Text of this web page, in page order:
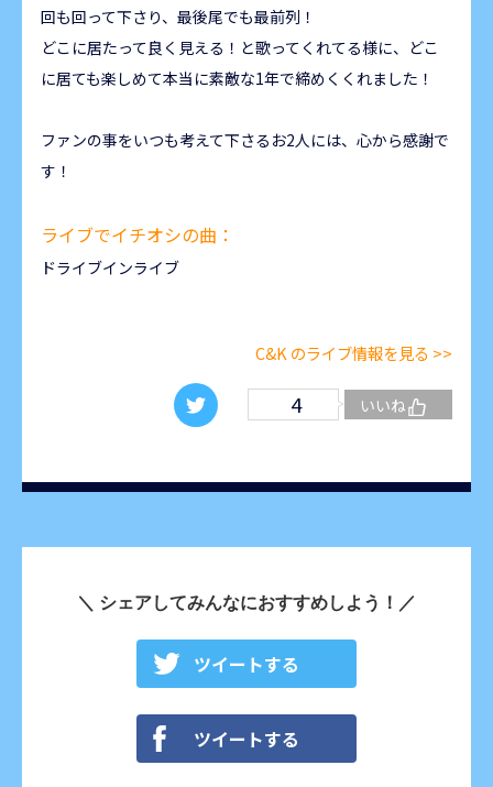
回も回って下さり、最後尾でも最前列！
どこに居たって良く見える！と歌ってくれてる様に、どこ
に居ても楽しめて本当に素敵な1年で締めくくれました！
ファンの事をいつも考えて下さるお2人には、心から感謝で
す！
ライブでイチオシの曲：
ドライブインライブ
C&K のライブ情報を見る >>
4 いいね
＼ シェアしてみんなにおすすめしよう！／
ツイートする
ツイートする